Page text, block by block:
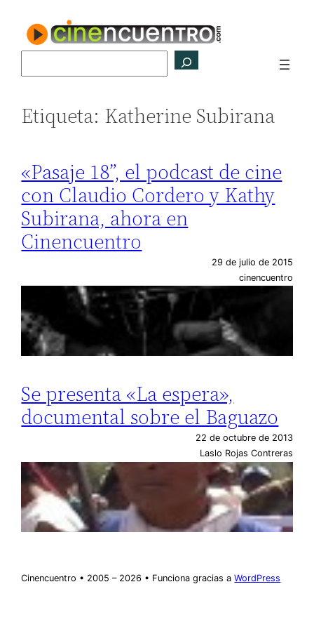
contenido
Etiqueta: Katherine Subirana
«Pasaje 18”, el podcast de cine
con Claudio Cordero y Kathy
Subirana, ahora en
Cinencuentro
29 de julio de 2015
cinencuentro
Se presenta «La espera»,
documental sobre el Baguazo
22 de octubre de 2013
Laslo Rojas Contreras
Cinencuentro • 2005 – 2026 • Funciona gracias aWordPress